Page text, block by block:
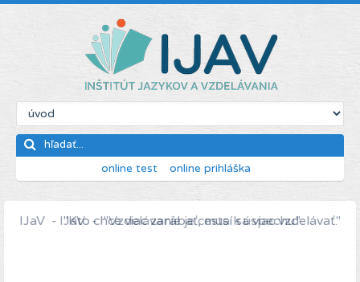
online test online prihláška
IJaV - "Kto chce viac zarábať, musí sa viac vzdelávať."